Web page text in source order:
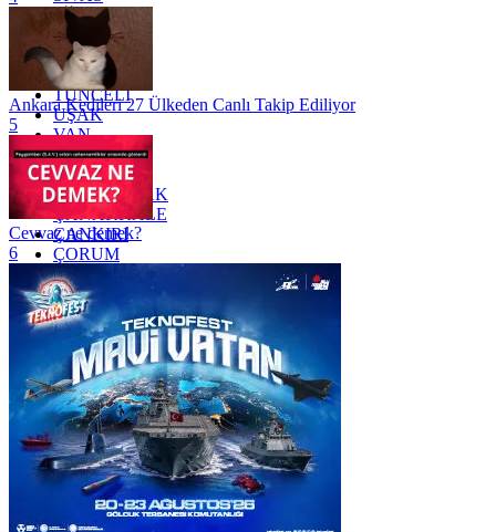
SİİRT
TEKİRDAĞ
TOKAT
TRABZON
TUNCELİ
UŞAK
VAN
YALOVA
YOZGAT
ZONGULDAK
ÇANAKKALE
ÇANKIRI
ÇORUM
İSTANBUL
İZMİR
ŞANLIURFA
ŞIRNAK
Ankara Kedileri 27 Ülkeden Canlı Takip Ediliyor
5
Cevvaz ne demek?
6